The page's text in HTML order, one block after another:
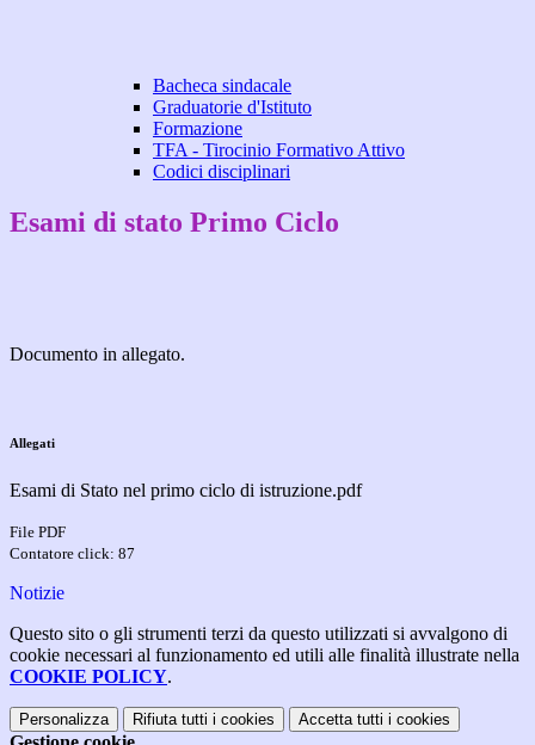
Bacheca sindacale
Graduatorie d'Istituto
Formazione
TFA - Tirocinio Formativo Attivo
Codici disciplinari
Esami di stato Primo Ciclo
Documento in allegato.
Allegati
Esami di Stato nel primo ciclo di istruzione.pdf
File PDF
Contatore click: 87
Notizie
Questo sito o gli strumenti terzi da questo utilizzati si avvalgono di
cookie necessari al funzionamento ed utili alle finalità illustrate nella
COOKIE POLICY.
Personalizza Rifiuta tutti i cookies Accetta tutti i cookies